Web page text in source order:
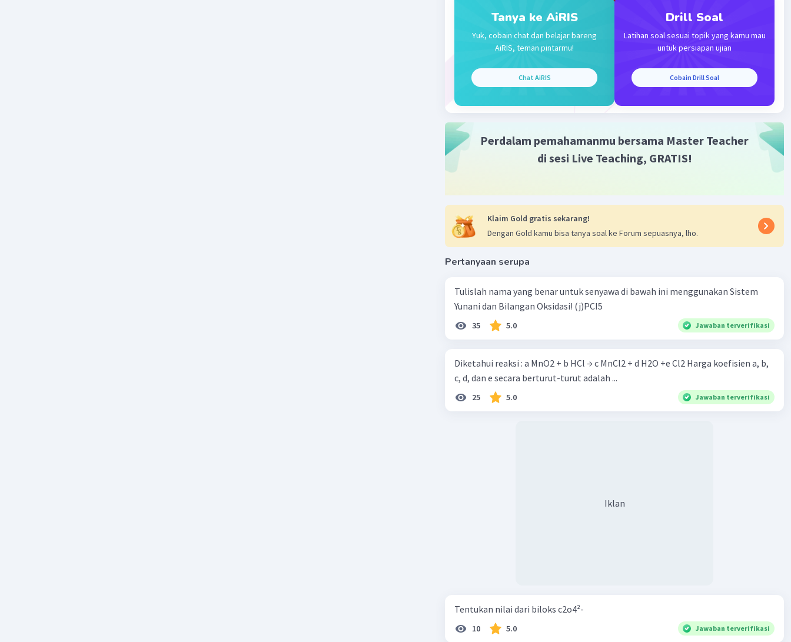
Iklan
Tanya ke AiRIS
Yuk, cobain chat dan belajar bareng
AiRIS, teman pintarmu!
Chat AiRIS
Drill Soal
Latihan soal sesuai topik yang kamu mau
untuk persiapan ujian
Cobain Drill Soal
Perdalam pemahamanmu bersama Master Teacher
di sesi Live Teaching, GRATIS!
Klaim Gold gratis sekarang!
Dengan Gold kamu bisa tanya soal ke Forum sepuasnya, lho.
Pertanyaan serupa
Tulislah nama yang benar untuk senyawa di bawah ini menggunakan Sistem
Yunani dan Bilangan Oksidasi! (j)PCI5
35 5.0 Jawaban terverifikasi
Diketahui reaksi : a MnO2 + b HCl → c MnCl2 + d H2O +e Cl2 Harga koefisien a, b,
c, d, dan e secara berturut-turut adalah ...
25 5.0 Jawaban terverifikasi
Iklan
Tentukan nilai dari biloks c2o4²-
10 5.0 Jawaban terverifikasi